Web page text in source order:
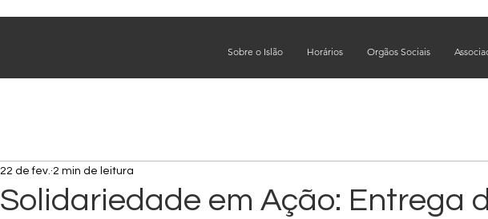
Sobre o Islão Horários Orgãos Sociais
Solidariedade em Ação: Entrega
22 de fev. 2 min de leitura